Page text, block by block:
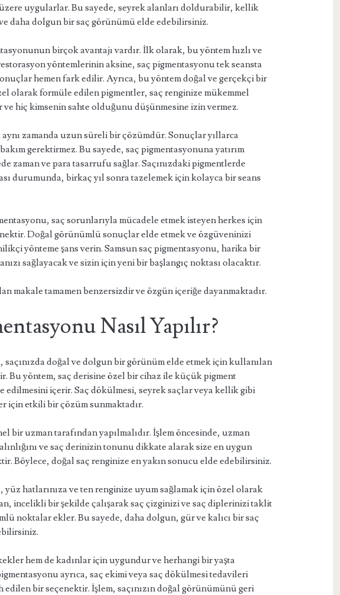
uygularlar. Bu sayede, seyrek alanları doldurabilir, kellik
daha dolgun bir saç görünümü elde edebilirsiniz.
birçok avantajı vardır. İlk olarak, bu yöntem hızlı ve
yöntemlerinin aksine, saç pigmentasyonu tek seansta
hemen fark edilir. Ayrıca, bu yöntem doğal ve gerçekçi bir
olarak formüle edilen pigmentler, saç renginize mükemmel
ve hiç kimsenin sahte olduğunu düşünmesine izin vermez.
zamanda uzun süreli bir çözümdür. Sonuçlar yıllarca
gerektirmez. Bu sayede, saç pigmentasyonuna yatırım
zaman ve para tasarrufu sağlar. Saçınızdaki pigmentlerde
durumunda, birkaç yıl sonra tazelemek için kolayca bir seans
saç sorunlarıyla mücadele etmek isteyen herkes için
Doğal görünümlü sonuçlar elde etmek ve özgüveninizi
yönteme şans verin. Samsun saç pigmentasyonu, harika bir
sağlayacak ve sizin için yeni bir başlangıç noktası olacaktır.
makale tamamen benzersizdir ve özgün içeriğe dayanmaktadır.
Nasıl Yapılır?
saçınızda doğal ve dolgun bir görünüm elde etmek için kullanılan
Bu yöntem, saç derisine özel bir cihaz ile küçük pigment
edilmesini içerir. Saç dökülmesi, seyrek saçlar veya kellik gibi
için etkili bir çözüm sunmaktadır.
bir uzman tarafından yapılmalıdır. İşlem öncesinde, uzman
ve saç derinizin tonunu dikkate alarak size en uygun
Böylece, doğal saç renginize en yakın sonucu elde edebilirsiniz.
yüz hatlarınıza ve ten renginize uyum sağlamak için özel olarak
incelikli bir şekilde çalışarak saç çizginizi ve saç diplerinizi taklit
noktalar ekler. Bu sayede, daha dolgun, gür ve kalıcı bir saç
hem de kadınlar için uygundur ve herhangi bir yaşta
ayrıca, saç ekimi veya saç dökülmesi tedavileri
edilen bir seçenektir. İşlem, saçınızın doğal görünümünü geri